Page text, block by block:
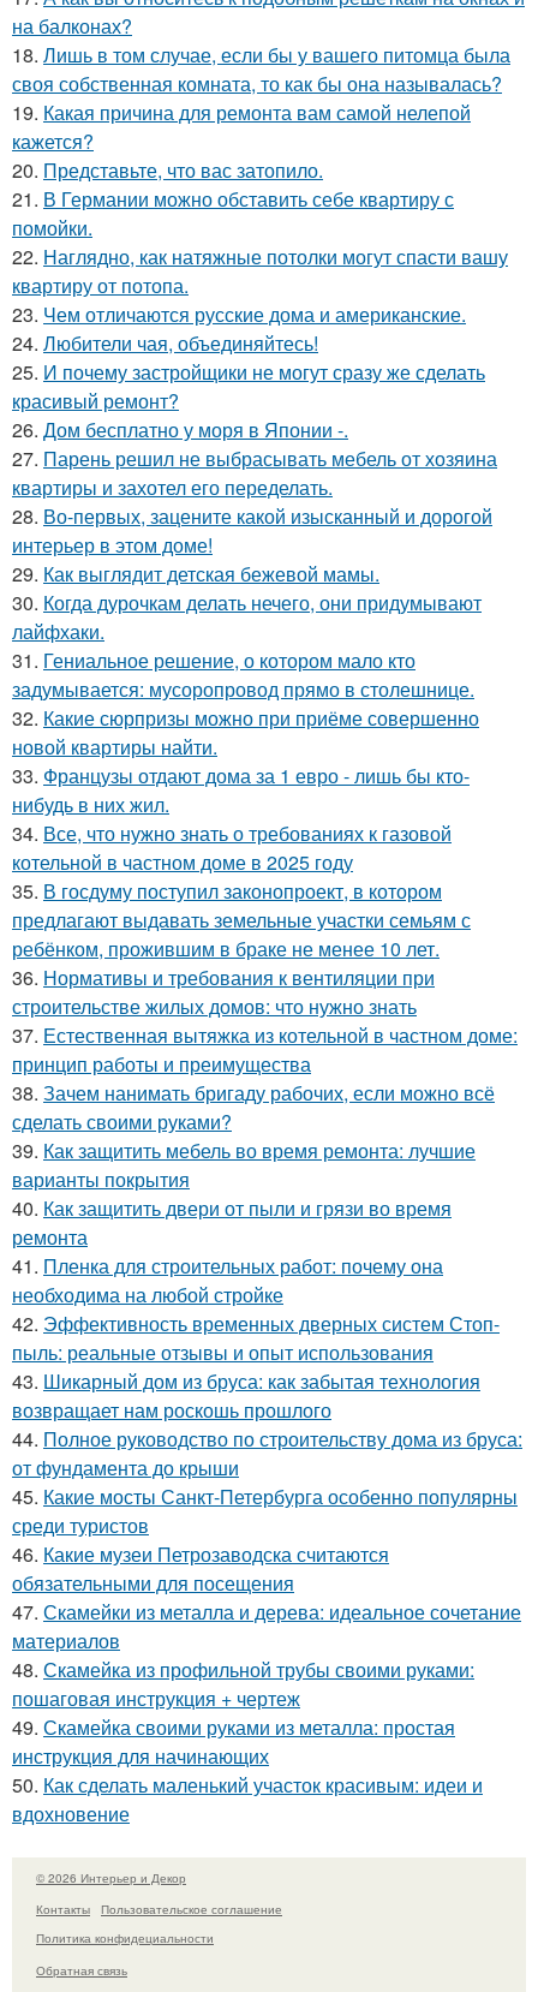
на балконах?
18. Лишь в том случае, если бы у вашего питомца была
своя собственная комната, то как бы она называлась?
19. Какая причина для ремонта вам самой нелепой
кажется?
20. Представьте, что вас затопило.
21. В Германии можно обставить себе квартиру с
помойки.
22. Наглядно, как натяжные потолки могут спасти вашу
квартиру от потопа.
23. Чем отличаются русские дома и американские.
24. Любители чая, объединяйтесь!
25. И почему застройщики не могут сразу же сделать
красивый ремонт?
26. Дом бесплатно у моря в Японии -.
27. Парень решил не выбрасывать мебель от хозяина
квартиры и захотел его переделать.
28. Во-первых, зацените какой изысканный и дорогой
интерьер в этом доме!
29. Как выглядит детская бежевой мамы.
30. Когда дурочкам делать нечего, они придумывают
лайфхаки.
31. Гениальное решение, о котором мало кто
задумывается: мусоропровод прямо в столешнице.
32. Какие сюрпризы можно при приёме совершенно
новой квартиры найти.
33. Французы отдают дома за 1 евро - лишь бы кто-
нибудь в них жил.
34. Все, что нужно знать о требованиях к газовой
котельной в частном доме в 2025 году
35. В госдуму поступил законопроект, в котором
предлагают выдавать земельные участки семьям с
ребёнком, прожившим в браке не менее 10 лет.
36. Нормативы и требования к вентиляции при
строительстве жилых домов: что нужно знать
37. Естественная вытяжка из котельной в частном доме:
принцип работы и преимущества
38. Зачем нанимать бригаду рабочих, если можно всё
сделать своими руками?
39. Как защитить мебель во время ремонта: лучшие
варианты покрытия
40. Как защитить двери от пыли и грязи во время
ремонта
41. Пленка для строительных работ: почему она
необходима на любой стройке
42. Эффективность временных дверных систем Стоп-
пыль: реальные отзывы и опыт использования
43. Шикарный дом из бруса: как забытая технология
возвращает нам роскошь прошлого
44. Полное руководство по строительству дома из бруса:
от фундамента до крыши
45. Какие мосты Санкт-Петербурга особенно популярны
среди туристов
46. Какие музеи Петрозаводска считаются
обязательными для посещения
47. Скамейки из металла и дерева: идеальное сочетание
материалов
48. Скамейка из профильной трубы своими руками:
пошаговая инструкция + чертеж
49. Скамейка своими руками из металла: простая
инструкция для начинающих
50. Как сделать маленький участок красивым: идеи и
вдохновение
© 2026 Интерьер и Декор
Контакты
Пользовательское соглашение
Политика конфидециальности
Обратная связь